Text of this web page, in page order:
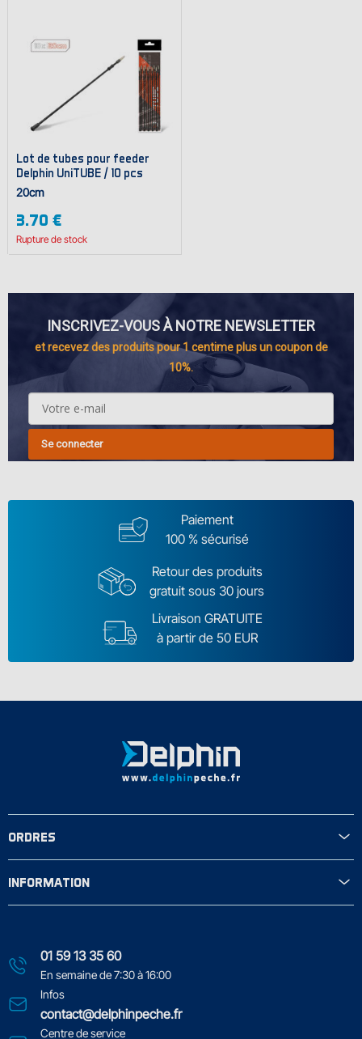
Lot de tubes pour feeder
Delphin UniTUBE / 10 pcs
20cm
3.70 €
Rupture de stock
INSCRIVEZ-VOUS À NOTRE NEWSLETTER
et recevez des produits pour 1 centime plus un coupon de
10%.
Se connecter
Paiement
100 % sécurisé
Retour des produits
gratuit sous 30 jours
Livraison GRATUITE
à partir de 50 EUR
01 59 13 35 60
En semaine de 7:30 à 16:00
Infos
contact@delphinpeche.fr
Centre de service
ORDRES
INFORMATION